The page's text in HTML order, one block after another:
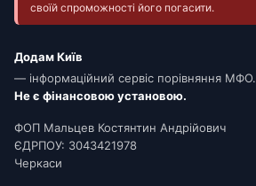
своїй спроможності його погасити.
Додам Київ
— інформаційний сервіс порівняння МФО.
Не є фінансовою установою.
ФОП Мальцев Костянтин Андрійович
ЄДРПОУ: 3043421978
Черкаси